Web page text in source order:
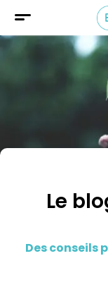
Le
Des conseils